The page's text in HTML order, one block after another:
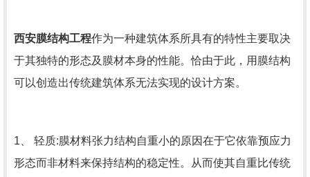
西安膜结构工程作为一种建筑体系所具有的特性主要取决
于其独特的形态及膜材本身的性能。恰由于此，用膜结构
可以创造出传统建筑体系无法实现的设计方案。
1、 轻质:膜材料张力结构自重小的原因在于它依靠预应力
形态而非材料来保持结构的稳定性。从而使其自重比传统